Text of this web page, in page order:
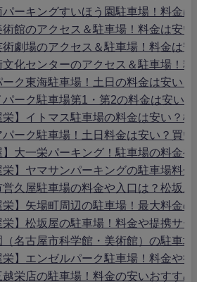
パーキングすいほう園駐車場！料金
術館のアクセス＆駐車場！料金は安
術劇場のアクセス＆駐車場！料金は
文化センターのアクセス＆駐車場！
ーク東海駐車場！土日の料金は安い
パーク駐車場第1・第2の料金は安い
栄】イトマス駐車場の料金は安い？
パーク駐車場！土日料金は安い？買
】大一栄パーキング！駐車場の料金
栄】ヤマサンパーキングの駐車場料
営久屋駐車場の料金や入口は？松坂
栄】矢場町周辺の駐車場！最大料金
栄】松坂屋の駐車場！料金や提携サ
（名古屋市科学館・美術館）の駐車
栄】エンゼルパーク駐車場！料金や
越栄店の駐車場！料金の安いおすす